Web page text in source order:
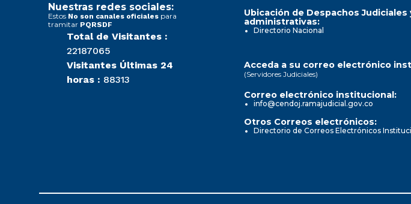
Nuestras redes sociales:
Estos No son canales oficiales para
tramitar PQRSDF
Total de Visitantes :
22187065
Visitantes Últimas 24
horas : 88313
Ubicación de Despachos Judiciales
administrativas:
Directorio Nacional
Acceda a su correo electrónico
(Servidores Judiciales)
Correo electrónico institucional:
info@cendoj.ramajudicial.gov.co
Otros Correos electrónicos:
Directorio de Correos Electrónicos